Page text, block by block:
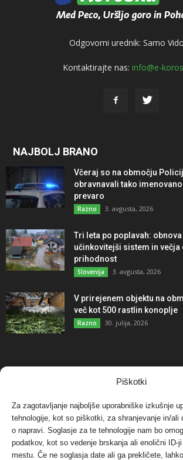
Piškotki
Za zagotavljanje najboljše uporabniške izkušnje
tehnologije, kot so piškotki, za shranjevanje in/ali
o napravi. Soglasje za te tehnologije nam bo
podatkov, kot so vedenje brskanja ali enolični ID-
mestu. Če ne soglasja date ali ga prekličete,
Odgovorni urednik: Samo
Kontaktirajte nas: info@e-
NAJBOLJ BRANO
Včeraj so na območju
obravnavali tako
prevaro
Razno 3. avgusta, 2026
Tri leta po poplavah:
učinkovitejši sistem in
prihodnost
Slovenija 3. avgusta, 2026
V prirejenem objektu na
več kot 500 rastlin konoplje
Razno 30. julija, 2026
NAJBOLJ KOMENTIRANO
Protest proti vetrnim
svetu pa vedno bolj...
Dogodki 12. maja, 2017